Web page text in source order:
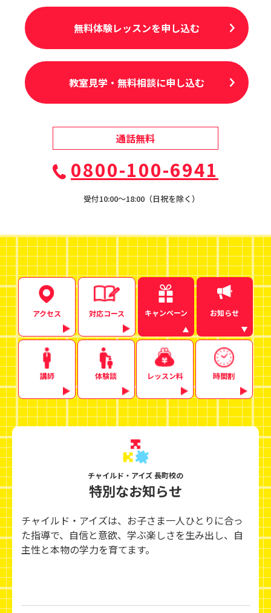
無料体験レッスンを申し込む
教室見学・無料相談に申し込む
通話無料
0800-100-6941
受付10:00〜18:00（日祝を除く）
アクセス 対応コース キャンペーン お知らせ
講師 体験談 レッスン料 時間割
チャイルド・アイズ 長町校の
特別なお知らせ
チャイルド・アイズは、お子さま一人ひとりに合っ
た指導で、自信と意欲、学ぶ楽しさを生み出し、 自
主性と本物の学力を育てます。